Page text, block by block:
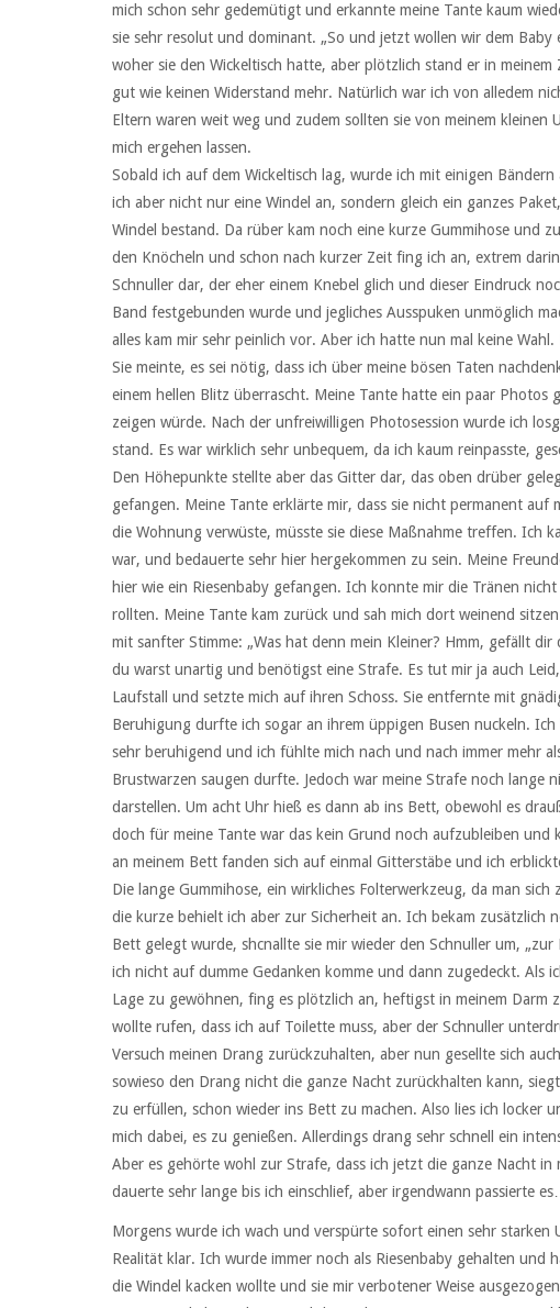
mich schon sehr gedemütigt und erkannte meine Tante kaum
sie sehr resolut und dominant. „So und jetzt wollen wir dem
woher sie den Wickeltisch hatte, aber plötzlich stand er in
gut wie keinen Widerstand mehr. Natürlich war ich von alledem
Eltern waren weit weg und zudem sollten sie von meinem kleinen
mich ergehen lassen.
Sobald ich auf dem Wickeltisch lag, wurde ich mit einigen
ich aber nicht nur eine Windel an, sondern gleich ein ganzes
Windel bestand. Da rüber kam noch eine kurze Gummihose und
den Knöcheln und schon nach kurzer Zeit fing ich an, extrem
Schnuller dar, der eher einem Knebel glich und dieser Eindruck
Band festgebunden wurde und jegliches Ausspuken unmöglich
alles kam mir sehr peinlich vor. Aber ich hatte nun mal keine
Sie meinte, es sei nötig, dass ich über meine bösen Taten
einem hellen Blitz überrascht. Meine Tante hatte ein paar Photos
zeigen würde. Nach der unfreiwilligen Photosession wurde ich
stand. Es war wirklich sehr unbequem, da ich kaum reinpasste,
Den Höhepunkte stellte aber das Gitter dar, das oben drüber
gefangen. Meine Tante erklärte mir, dass sie nicht permanent
die Wohnung verwüste, müsste sie diese Maßnahme treffen. Ich
war, und bedauerte sehr hier hergekommen zu sein. Meine
hier wie ein Riesenbaby gefangen. Ich konnte mir die Tränen
rollten. Meine Tante kam zurück und sah mich dort weinend
mit sanfter Stimme: „Was hat denn mein Kleiner? Hmm, gefällt
du warst unartig und benötigst eine Strafe. Es tut mir ja auch
Laufstall und setzte mich auf ihren Schoss. Sie entfernte mit
Beruhigung durfte ich sogar an ihrem üppigen Busen nuckeln.
sehr beruhigend und ich fühlte mich nach und nach immer mehr
Brustwarzen saugen durfte. Jedoch war meine Strafe noch lange
darstellen. Um acht Uhr hieß es dann ab ins Bett, obewohl es
doch für meine Tante war das kein Grund noch aufzubleiben und
an meinem Bett fanden sich auf einmal Gitterstäbe und ich
Die lange Gummihose, ein wirkliches Folterwerkzeug, da man
die kurze behielt ich aber zur Sicherheit an. Ich bekam zusätzlich
Bett gelegt wurde, shcnallte sie mir wieder den Schnuller um,
ich nicht auf dumme Gedanken komme und dann zugedeckt. Als
Lage zu gewöhnen, fing es plötzlich an, heftigst in meinem
wollte rufen, dass ich auf Toilette muss, aber der Schnuller
Versuch meinen Drang zurückzuhalten, aber nun gesellte sich
sowieso den Drang nicht die ganze Nacht zurückhalten kann,
zu erfüllen, schon wieder ins Bett zu machen. Also lies ich locker
mich dabei, es zu genießen. Allerdings drang sehr schnell ein
Aber es gehörte wohl zur Strafe, dass ich jetzt die ganze Nacht in
dauerte sehr lange bis ich einschlief, aber irgendwann passierte
Morgens wurde ich wach und verspürte sofort einen sehr
Realität klar. Ich wurde immer noch als Riesenbaby gehalten
die Windel kacken wollte und sie mir verbotener Weise